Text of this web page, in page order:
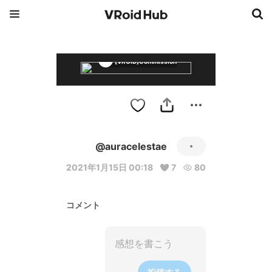
[VROID]Commissions
@auracelestae
2021年1月15日 00:18 7 80
コメント